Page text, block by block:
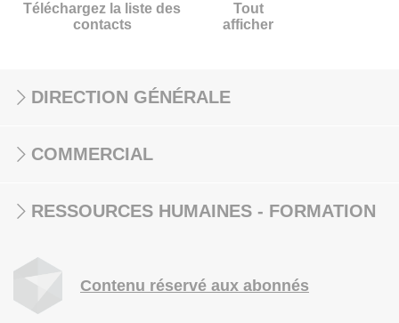
Téléchargez la liste des
contacts
Tout
afficher
DIRECTION GÉNÉRALE
COMMERCIAL
RESSOURCES HUMAINES - FORMATION
Contenu réservé aux abonnés